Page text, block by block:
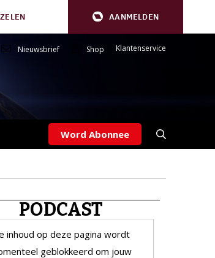
AANMELDEN
Nieuwsbrief Shop Klantenservice
Word Abonnee
PODCAST
inhoud op deze pagina wordt
geblokkeerd om jouw